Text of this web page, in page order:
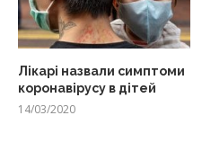
Лікарі назвали симптоми
коронавірусу в дітей
14/03/2020